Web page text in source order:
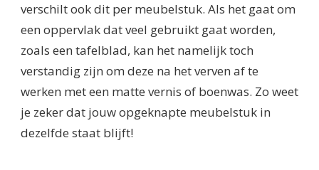
verschilt ook dit per meubelstuk. Als het gaat om
een oppervlak dat veel gebruikt gaat worden,
zoals een tafelblad, kan het namelijk toch
verstandig zijn om deze na het verven af te
werken met een matte vernis of boenwas. Zo weet
je zeker dat jouw opgeknapte meubelstuk in
dezelfde staat blijft!